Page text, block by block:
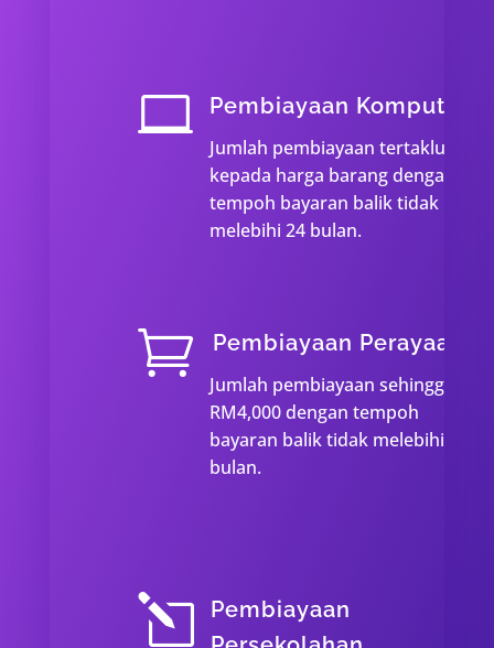
 Pembiayaan Komputer
Jumlah pembiayaan tertakluk
kepada harga barang dengan
tempoh bayaran balik tidak
melebihi 24 bulan.
 Pembiayaan Perayaan
Jumlah pembiayaan sehingga
RM4,000 dengan tempoh
bayaran balik tidak melebihi 36
bulan.
l
Pembiayaan